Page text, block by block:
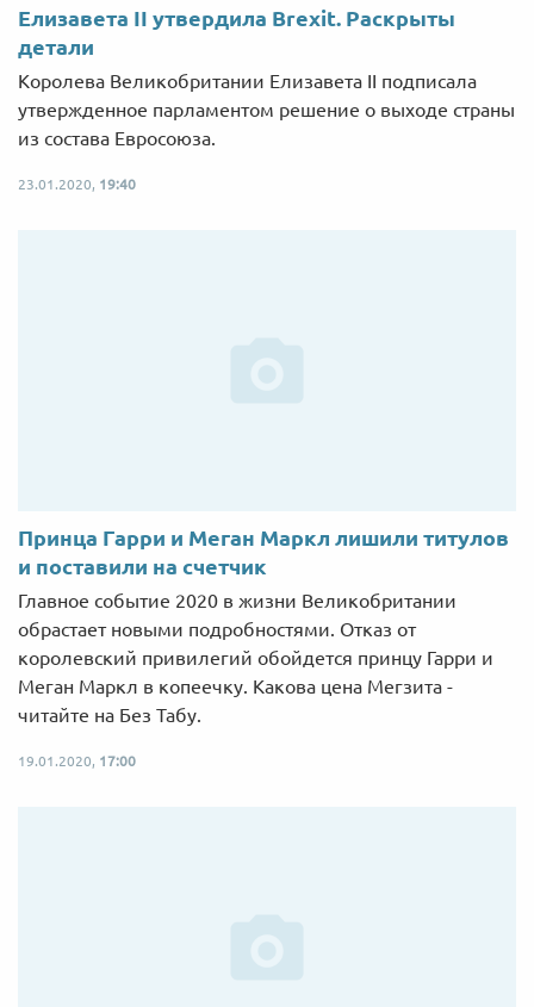
Елизавета II утвердила Brexit. Раскрыты
детали
Королева Великобритании Елизавета II подписала
утвержденное парламентом решение о выходе страны
из состава Евросоюза.
23.01.2020, 19:40
Принца Гарри и Меган Маркл лишили титулов
и поставили на счетчик
Главное событие 2020 в жизни Великобритании
обрастает новыми подробностями. Отказ от
королевский привилегий обойдется принцу Гарри и
Меган Маркл в копеечку. Какова цена Мегзита -
читайте на Без Табу.
19.01.2020, 17:00